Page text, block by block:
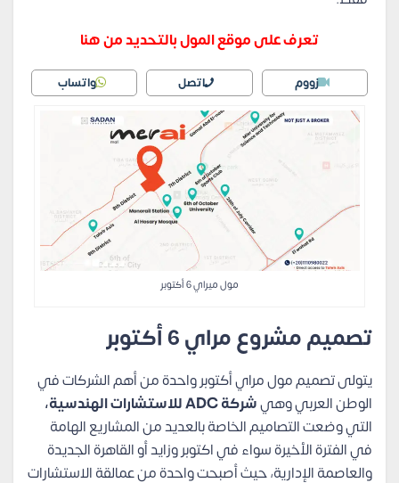
تعرف على موقع المول بالتحديد من هنا
زووم اتصل واتساب
مول ميراي 6 أكتوبر
تصميم مشروع مراي 6 أكتوبر
يتولى تصميم مول مراي أكتوبر واحدة من أهم الشركات في
الوطن العربي وهيشركة ADC للاستشارات الهندسية،
التي وضعت التصاميم الخاصة بالعديد من المشاريع الهامة
في الفترة الأخيرة سواء في اكتوبر وزايد أو القاهرة الجديدة
والعاصمة الإدارية، حيث أصبحت واحدة من عمالقة الاستشارات